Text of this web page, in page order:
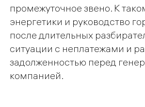
промежуточное звено. К
энергетики и руководство
после длительных
ситуации с неплатежами и
задолженностью перед
компанией.